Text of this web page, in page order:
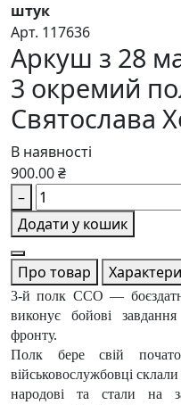
штук
Арт. 117636
Аркуш з 28
3 окремий
Святослава
В наявності
900.00 ₴
–
Додати у кошик
Про товар
3-й полк ССО —
виконує бойові
фронту.
Полк бере свій
військовослужбовці
народові та стали на